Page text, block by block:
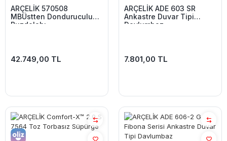
ARÇELİK 570508
MBÜstten Donduruculu
Buzdolabı
42.749,00 TL
ARÇELİK ADE 603 SR
Ankastre Duvar Tipi
Davlumbaz
7.801,00 TL